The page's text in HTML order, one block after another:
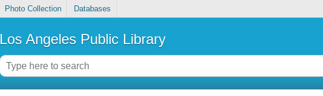
Photo Collection Databases
Los Angeles Public Library